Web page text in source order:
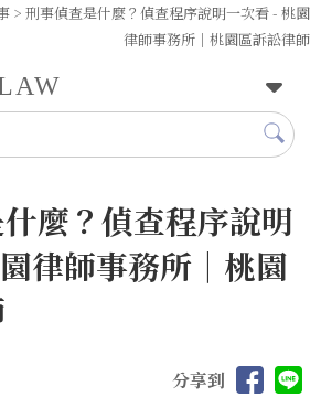
> 刑事偵查是什麼？偵查程序說明一次看 - 桃園
律師事務所｜桃園區訴訟律師
麼？偵查程序說明
律師事務所｜桃園
分享到